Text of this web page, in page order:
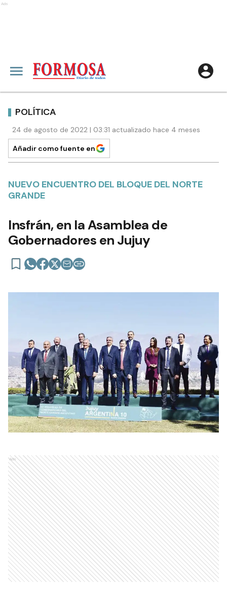
Ads
POLÍTICA
24 de agosto de 2022 | 03:31 actualizado hace 4 meses
Añadir como fuente en
NUEVO ENCUENTRO DEL BLOQUE DEL NORTE
GRANDE
Insfrán, en la Asamblea de
Gobernadores en Jujuy
Ads